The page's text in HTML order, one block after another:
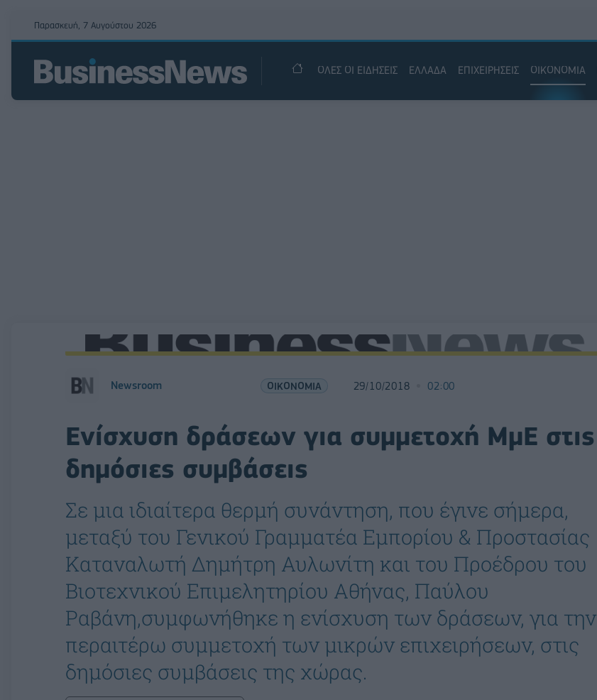
Παρασκευή, 7 Αυγούστου 2026
ΟΛΕΣ ΟΙ ΕΙΔΗΣΕΙΣ ΕΛΛΑΔΑ ΕΠΙΧΕΙΡΗΣΕΙΣ ΟΙΚΟΝΟΜΙΑ
Newsroom ΟΙΚΟΝΟΜΙΑ 29/10/2018 02:00
Ενίσχυση δράσεων για συμμετοχή ΜμΕ στις
δημόσιες συμβάσεις
Σε μια ιδιαίτερα θερμή συνάντηση, που έγινε σήμερα,
μεταξύ του Γενικού Γραμματέα Εμπορίου & Προστασίας
Καταναλωτή Δημήτρη Αυλωνίτη και του Προέδρου του
Βιοτεχνικού Επιμελητηρίου Αθήνας, Παύλου
Ραβάνη,συμφωνήθηκε η ενίσχυση των δράσεων, για την
περαιτέρω συμμετοχή των μικρών επιχειρήσεων, στις
δημόσιες συμβάσεις της χώρας.